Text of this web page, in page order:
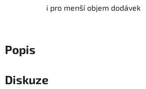
i pro menší objem dodávek
Popis
Diskuze